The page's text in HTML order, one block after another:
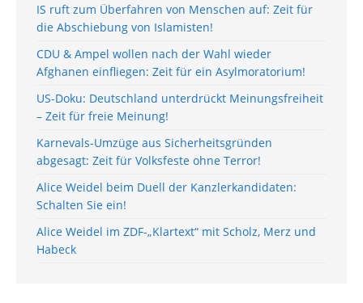
IS ruft zum Überfahren von Menschen auf: Zeit für
die Abschiebung von Islamisten!
CDU & Ampel wollen nach der Wahl wieder
Afghanen einfliegen: Zeit für ein Asylmoratorium!
US-Doku: Deutschland unterdrückt Meinungsfreiheit
– Zeit für freie Meinung!
Karnevals-Umzüge aus Sicherheitsgründen
abgesagt: Zeit für Volksfeste ohne Terror!
Alice Weidel beim Duell der Kanzlerkandidaten:
Schalten Sie ein!
Alice Weidel im ZDF-„Klartext“ mit Scholz, Merz und
Habeck